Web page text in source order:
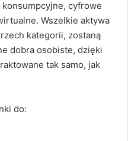
cyfrowe
Wszelkie aktywa
kategorii, zostaną
dobra osobiste, dzięki
tak samo, jak
do: